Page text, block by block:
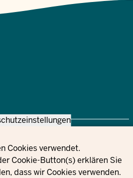
Cookies verwendet.
Cookie-Button(s) erklären Sie
dass wir Cookies verwenden.
des Landes Nordrhein-